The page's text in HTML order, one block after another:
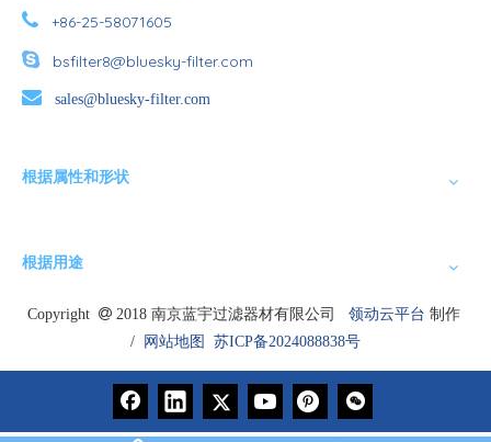
 +86-25-58071605

bsfilter8@bluesky-filter.com

sales@bluesky-filter.com
根据属性和形状
根据用途
Copyright 2018 南京蓝宇过滤器材有限公司 领动云平台 制作
/
网站地图 苏ICP备2024088838号